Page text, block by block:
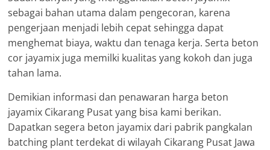
sebagai bahan utama dalam pengecoran, karena
pengerjaan menjadi lebih cepat sehingga dapat
menghemat biaya, waktu dan tenaga kerja. Serta beton
cor jayamix juga memilki kualitas yang kokoh dan juga
tahan lama.
Demikian informasi dan penawaran harga beton
jayamix Cikarang Pusat yang bisa kami berikan.
Dapatkan segera beton jayamix dari pabrik pangkalan
batching plant terdekat di wilayah Cikarang Pusat Jawa